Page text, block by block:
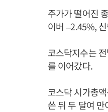
주가가 떨어진
이버 –2.45%,
코스닥지수는
를 이어갔다.
코스닥 시가총
쓴 뒤 두 달여 만